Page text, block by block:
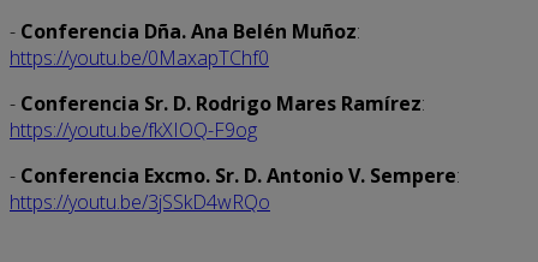
- Conferencia Dña. Ana Belén Muñoz:
https://youtu.be/0MaxapTChf0
- Conferencia Sr. D. Rodrigo Mares Ramírez:
https://youtu.be/fkXIOQ-F9og
- Conferencia Excmo. Sr. D. Antonio V. Sempere:
https://youtu.be/3jSSkD4wRQo